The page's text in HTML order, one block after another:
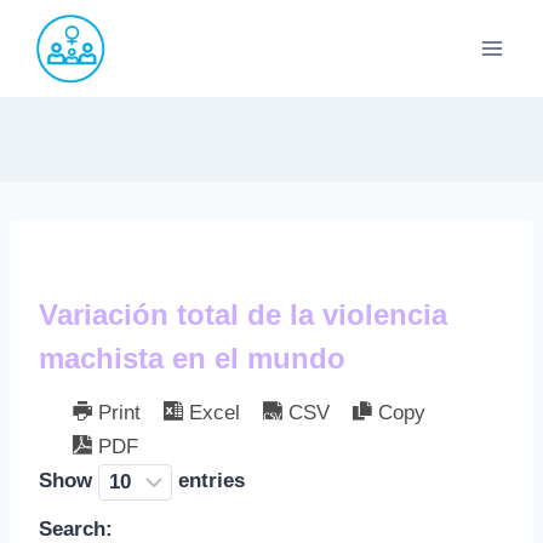
Saltar
contenido
Variación total de la violencia
machista en el mundo
Print Excel CSV
Copy
PDF
Show
entries
Search: